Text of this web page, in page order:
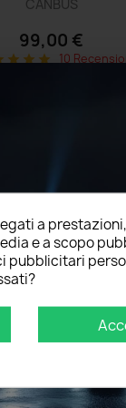
CANBUS
99,00 €
star star star 10
a
e a scopo
pubblicitari